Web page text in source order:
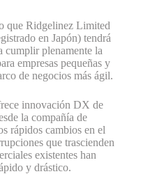
que Ridgelinez Limited
en Japón) tendrá
plenamente la
empresas pequeñas y
de negocios más ágil.
innovación DX de
la compañía de
rápidos cambios en el
que trascienden
existentes han
y drástico.